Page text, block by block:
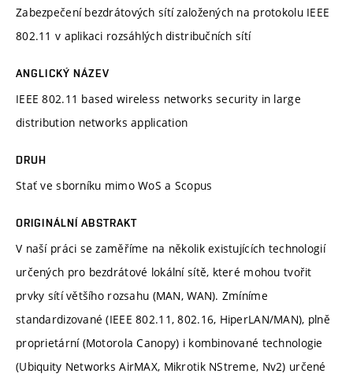
Zabezpečení bezdrátových sítí založených na protokolu IEEE
802.11 v aplikaci rozsáhlých distribučních sítí
ANGLICKÝ NÁZEV
IEEE 802.11 based wireless networks security in large
distribution networks application
DRUH
Stať ve sborníku mimo WoS a Scopus
ORIGINÁLNÍ ABSTRAKT
V naší práci se zaměříme na několik existujících technologií
určených pro bezdrátové lokální sítě, které mohou tvořit
prvky sítí většího rozsahu (MAN, WAN). Zmíníme
standardizované (IEEE 802.11, 802.16, HiperLAN/MAN), plně
proprietární (Motorola Canopy) i kombinované technologie
(Ubiquity Networks AirMAX, Mikrotik NStreme, Nv2) určené